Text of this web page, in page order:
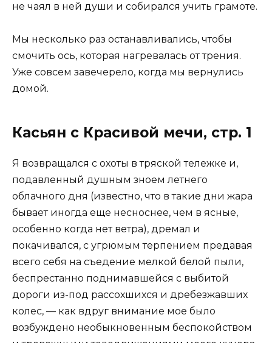
не чаял в ней души и собирался учить грамоте.
Мы несколько раз останавливались, чтобы
смочить ось, которая нагревалась от трения.
Уже совсем завечерело, когда мы вернулись
домой.
Касьян с Красивой мечи, стр. 1
Я возвращался с охоты в тряской тележке и,
подавленный душным зноем летнего
облачного дня (известно, что в такие дни жара
бывает иногда еще несноснее, чем в ясные,
особенно когда нет ветра), дремал и
покачивался, с угрюмым терпением предавая
всего себя на съедение мелкой белой пыли,
беспрестанно поднимавшейся с выбитой
дороги из-под рассохшихся и дребезжавших
колес, — как вдруг внимание мое было
возбуждено необыкновенным беспокойством